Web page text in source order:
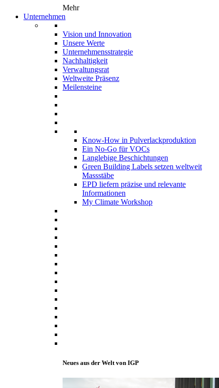
Mehr
Unternehmen
Vision und Innovation
Unsere Werte
Unternehmensstrategie
Nachhaltigkeit
Verwaltungsrat
Weltweite Präsenz
Meilensteine
Know-How in Pulverlackproduktion
Ein No-Go für VOCs
Langlebige Beschichtungen
Green Building Labels setzen weltweit
Massstäbe
EPD liefern präzise und relevante
Informationen
My Climate Workshop
Neues aus der Welt von IGP